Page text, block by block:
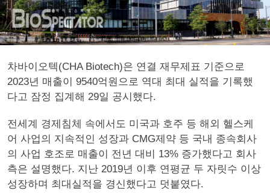
차바이오텍(CHA Biotech)은 연결 재무제표 기준으로
2023년 매출이 9540억원으로 역대 최대 실적을 기록했
다고 잠정 집계해 29일 공시했다.
전세계 경제침체 속에서도 미국과 호주 등 해외 헬스케
어 사업의 지속적인 성장과 CMG제약 등 국내 종속회사
의 사업 호조로 매출이 전년 대비 13% 증가했다고 회사
측은 설명했다. 지난 2019년 이후 연평균 두 자릿수 이상
성장하며 최대실적을 경신했다고 덧붙였다.